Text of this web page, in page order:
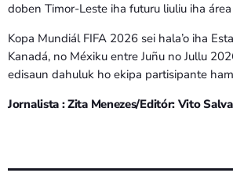
doben Timor-Leste iha futuru liuliu iha
Kopa Mundiál FIFA 2026 sei hala’o iha
Kanadá, no Méxiku entre Juñu no Jullu
edisaun dahuluk ho ekipa partisipante
Jornalista : Zita Menezes/Editór: Vito